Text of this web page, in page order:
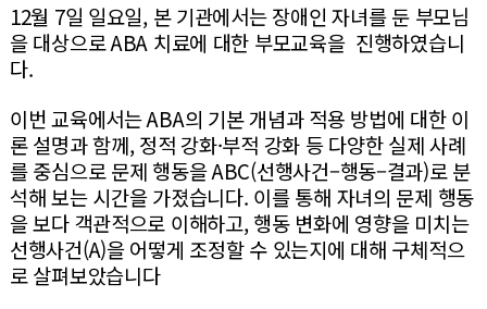
12월 7일 일요일, 본 기관에서는 장애인 자녀를 둔 부모님
을 대상으로 ABA 치료에 대한 부모교육을 진행하였습니
다.
이번 교육에서는 ABA의 기본 개념과 적용 방법에 대한 이
론 설명과 함께, 정적 강화·부적 강화 등 다양한 실제 사례
를 중심으로 문제 행동을 ABC(선행사건–행동–결과)로 분
석해 보는 시간을 가졌습니다. 이를 통해 자녀의 문제 행동
을 보다 객관적으로 이해하고, 행동 변화에 영향을 미치는
선행사건(A)을 어떻게 조정할 수 있는지에 대해 구체적으
로 살펴보았습니다